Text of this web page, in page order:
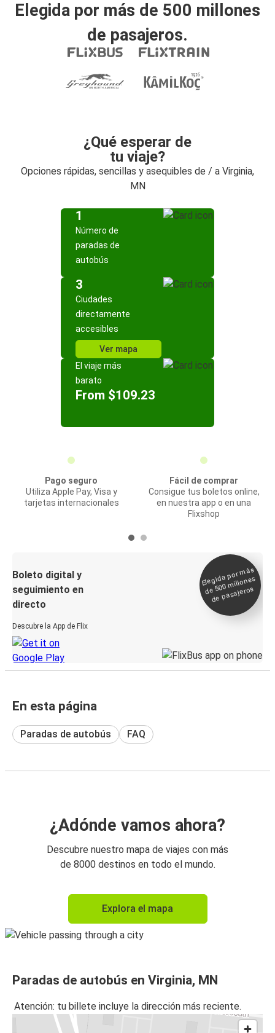
Elegida por más de 500 millones
de pasajeros.
¿Qué esperar de
tu viaje?
Opciones rápidas, sencillas y asequibles de / a Virginia,
MN
1
Número de
paradas de
autobús
3
Ciudades
directamente
accesibles
Ver mapa
El viaje más
barato
From $109.23
Pago seguro
Utiliza Apple Pay, Visa y
tarjetas internacionales
Fácil de comprar
Consigue tus boletos online,
en nuestra app o en una
Flixshop
Boleto digital y
seguimiento en
directo
Descubre la App de Flix
Elegida por
más
de 500
millones
de pasajeros
En esta página
Paradas de autobús FAQ
¿Adónde vamos ahora?
Descubre nuestro mapa de viajes con más
de 8000 destinos en todo el mundo.
Explora el mapa
Paradas de autobús en Virginia, MN
Atención: tu billete incluye la dirección más reciente.